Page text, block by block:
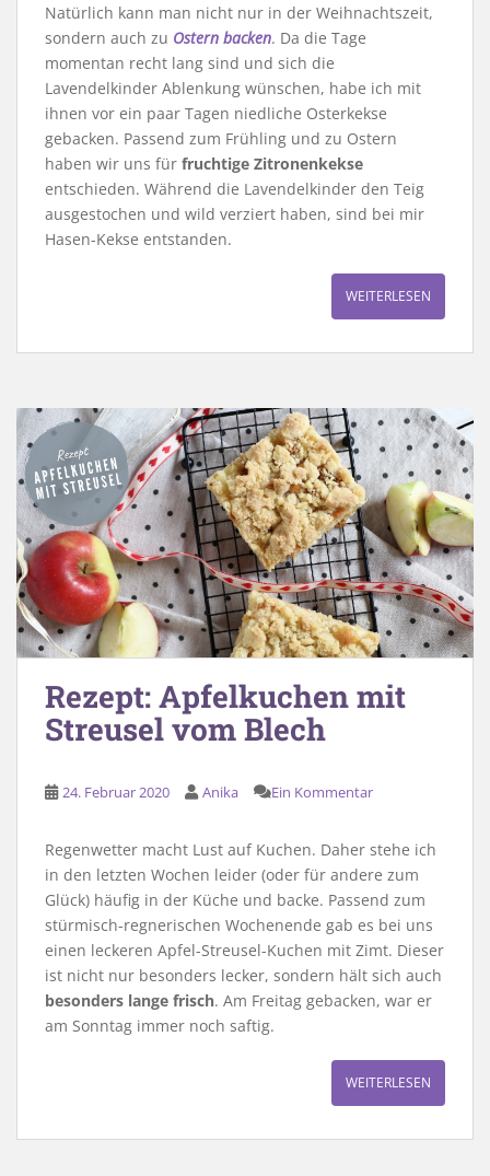
Natürlich kann man nicht nur in der Weihnachtszeit,
sondern auch zu Ostern backen. Da die Tage
momentan recht lang sind und sich die
Lavendelkinder Ablenkung wünschen, habe ich mit
ihnen vor ein paar Tagen niedliche Osterkekse
gebacken. Passend zum Frühling und zu Ostern
haben wir uns für fruchtige Zitronenkekse
entschieden. Während die Lavendelkinder den Teig
ausgestochen und wild verziert haben, sind bei mir
Hasen-Kekse entstanden.
WEITERLESEN
Rezept: Apfelkuchen mit
Streusel vom Blech
24. Februar 2020 Anika Ein Kommentar
Regenwetter macht Lust auf Kuchen. Daher stehe ich
in den letzten Wochen leider (oder für andere zum
Glück) häufig in der Küche und backe. Passend zum
stürmisch-regnerischen Wochenende gab es bei uns
einen leckeren Apfel-Streusel-Kuchen mit Zimt. Dieser
ist nicht nur besonders lecker, sondern hält sich auch
besonders lange frisch. Am Freitag gebacken, war er
am Sonntag immer noch saftig.
WEITERLESEN